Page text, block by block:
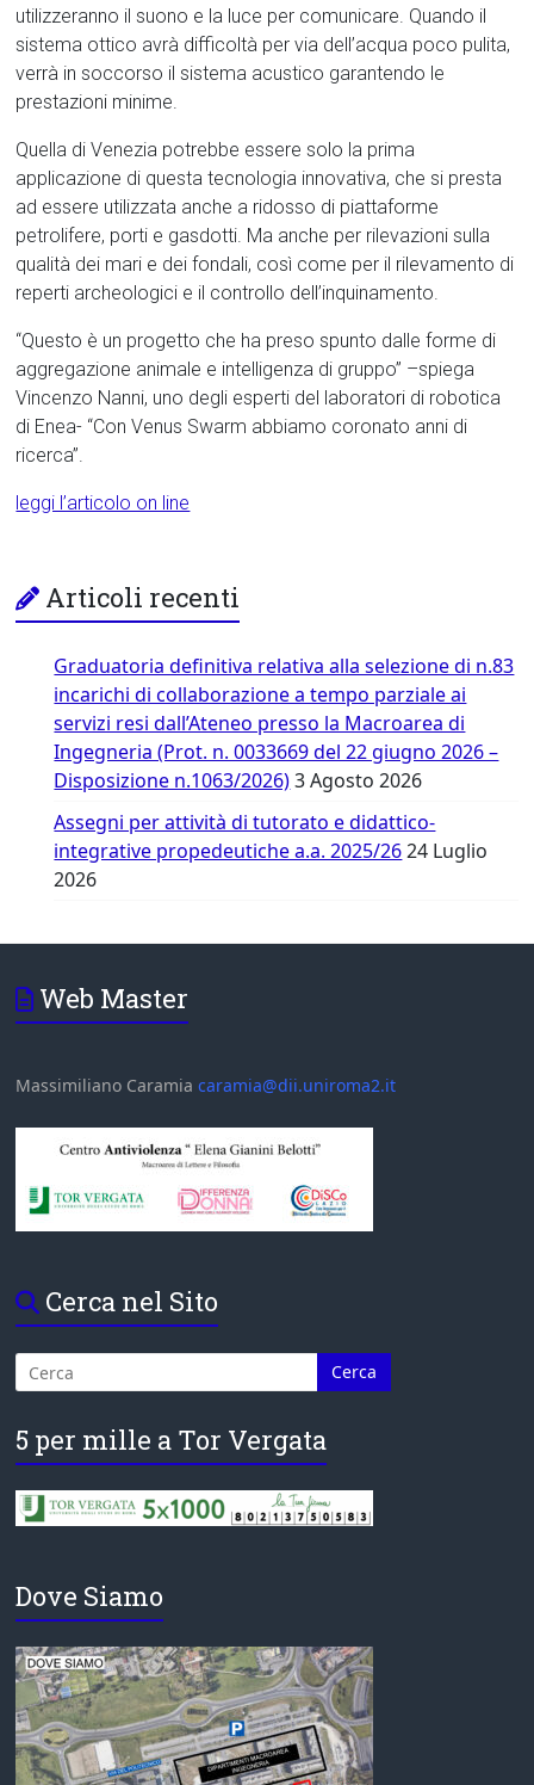
utilizzeranno il suono e la luce per comunicare. Quando il
sistema ottico avrà difficoltà per via dell’acqua poco pulita,
verrà in soccorso il sistema acustico garantendo le
prestazioni minime.
Quella di Venezia potrebbe essere solo la prima
applicazione di questa tecnologia innovativa, che si presta
ad essere utilizzata anche a ridosso di piattaforme
petrolifere, porti e gasdotti. Ma anche per rilevazioni sulla
qualità dei mari e dei fondali, così come per il rilevamento di
reperti archeologici e il controllo dell’inquinamento.
“Questo è un progetto che ha preso spunto dalle forme di
aggregazione animale e intelligenza di gruppo” –spiega
Vincenzo Nanni, uno degli esperti del laboratori di robotica
di Enea- “Con Venus Swarm abbiamo coronato anni di
ricerca”.
leggi l’articolo on line
Articoli recenti
Graduatoria definitiva relativa alla selezione di n.83
incarichi di collaborazione a tempo parziale ai
servizi resi dall’Ateneo presso la Macroarea di
Ingegneria (Prot. n. 0033669 del 22 giugno 2026 –
Disposizione n.1063/2026) 3 Agosto 2026
Assegni per attività di tutorato e didattico-
integrative propedeutiche a.a. 2025/26 24 Luglio
2026
Web Master
Massimiliano Caramiacaramia@dii.uniroma2.it
Cerca nel Sito
5 per mille a Tor Vergata
Dove Siamo